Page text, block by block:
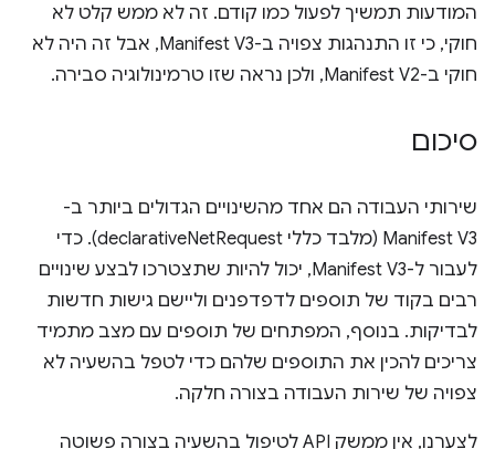
המודעות תמשיך לפעול כמו קודם. זה לא ממש קלט לא
חוקי, כי זו התנהגות צפויה ב-Manifest V3, אבל זה היה לא
חוקי ב-Manifest V2, ולכן נראה שזו טרמינולוגיה סבירה.
סיכום
שירותי העבודה הם אחד מהשינויים הגדולים ביותר ב-
Manifest V3 (מלבד כללי declarativeNetRequest). כדי
לעבור ל-Manifest V3, יכול להיות שתצטרכו לבצע שינויים
רבים בקוד של תוספים לדפדפנים וליישם גישות חדשות
לבדיקות. בנוסף, המפתחים של תוספים עם מצב מתמיד
צריכים להכין את התוספים שלהם כדי לטפל בהשעיה לא
צפויה של שירות העבודה בצורה חלקה.
לצערנו, אין ממשק API לטיפול בהשעיה בצורה פשוטה